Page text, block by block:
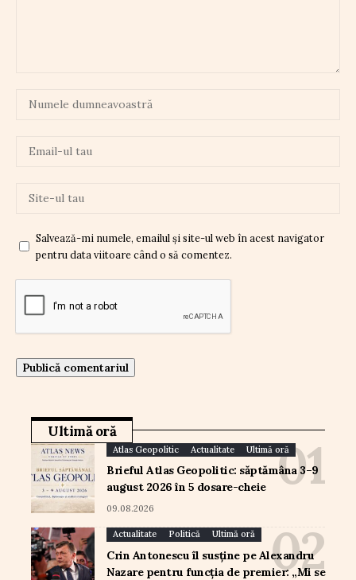
Salvează-mi numele, emailul și site-ul web în acest navigator
pentru data viitoare când o să comentez.
Ultimă oră
Atlas Geopolitic Actualitate Ultimă oră
Brieful Atlas Geopolitic: săptămâna 3–9
august 2026 în 5 dosare-cheie
09.08.2026
Actualitate Politică Ultimă oră
Crin Antonescu îl susține pe Alexandru
Nazare pentru funcția de premier: „Mi se